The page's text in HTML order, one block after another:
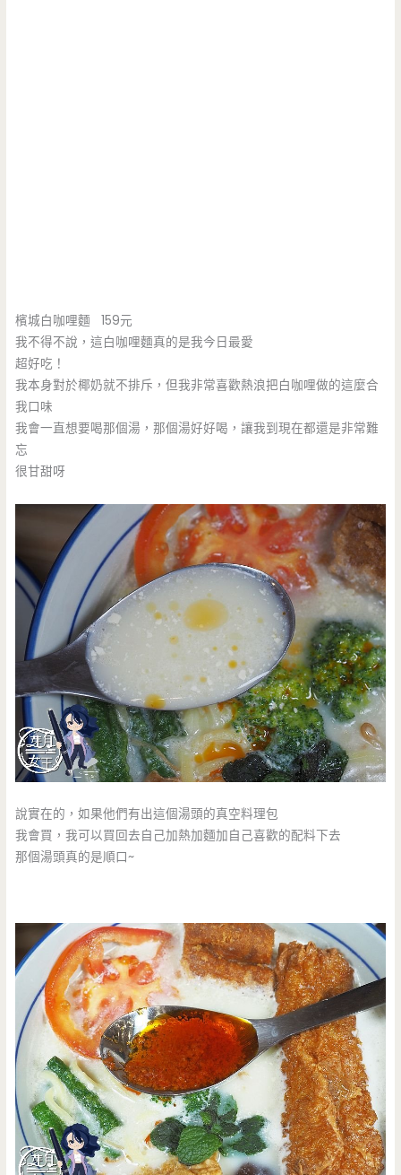
檳城白咖哩麵 159元
我不得不說，這白咖哩麵真的是我今日最愛
超好吃！
我本身對於椰奶就不排斥，但我非常喜歡熱浪把白咖哩做的這麼合
我口味
我會一直想要喝那個湯，那個湯好好喝，讓我到現在都還是非常難
忘
很甘甜呀
說實在的，如果他們有出這個湯頭的真空料理包
我會買，我可以買回去自己加熱加麵加自己喜歡的配料下去
那個湯頭真的是順口~